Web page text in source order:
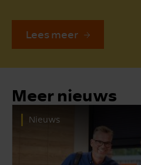
Lees meer
Meer nieuws
Nieuws